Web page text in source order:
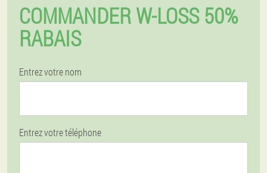
COMMANDER W-LOSS 50%
RABAIS
Entrez votre nom
Entrez votre téléphone